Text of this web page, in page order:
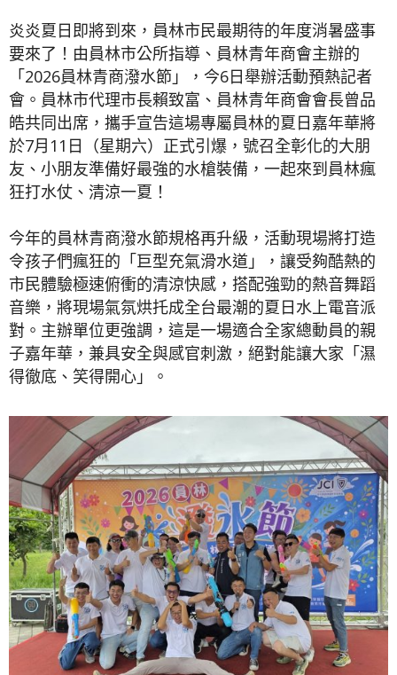
炎炎夏日即將到來，員林市民最期待的年度消暑盛事
要來了！由員林市公所指導、員林青年商會主辦的
「2026員林青商潑水節」，今6日舉辦活動預熱記者
會。員林市代理市長賴致富、員林青年商會會長曾品
皓共同出席，攜手宣告這場專屬員林的夏日嘉年華將
於7月11日（星期六）正式引爆，號召全彰化的大朋
友、小朋友準備好最強的水槍裝備，一起來到員林瘋
狂打水仗、清涼一夏！
今年的員林青商潑水節規格再升級，活動現場將打造
令孩子們瘋狂的「巨型充氣滑水道」，讓受夠酷熱的
市民體驗極速俯衝的清涼快感，搭配強勁的熱音舞蹈
音樂，將現場氣氛烘托成全台最潮的夏日水上電音派
對。主辦單位更強調，這是一場適合全家總動員的親
子嘉年華，兼具安全與感官刺激，絕對能讓大家「濕
得徹底、笑得開心」。